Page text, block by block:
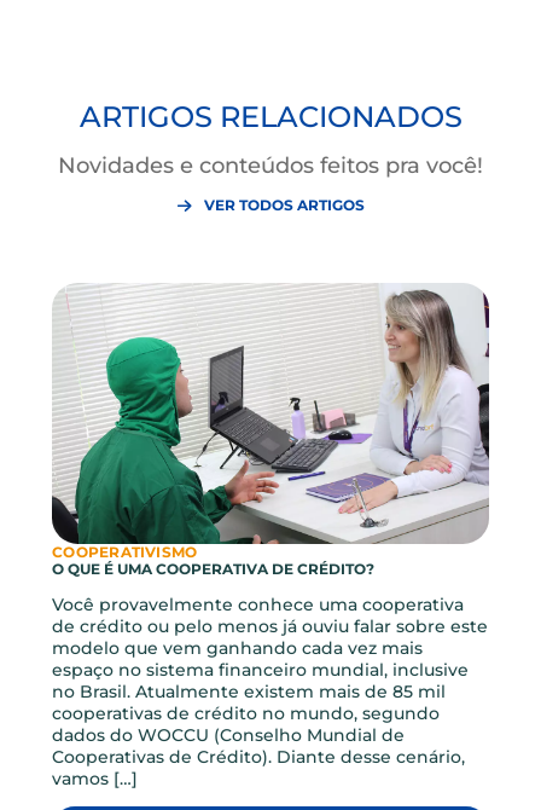
por dentro de conteúdos relevantes para você,
Gostou? Compartilhe este
artigo!
ARTIGOS RELACIONADOS
Novidades e conteúdos feitos pra você!
VER TODOS ARTIGOS